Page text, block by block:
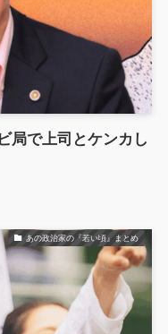
局で上司とケンカし
あの政治家の『若い頃』まとめ